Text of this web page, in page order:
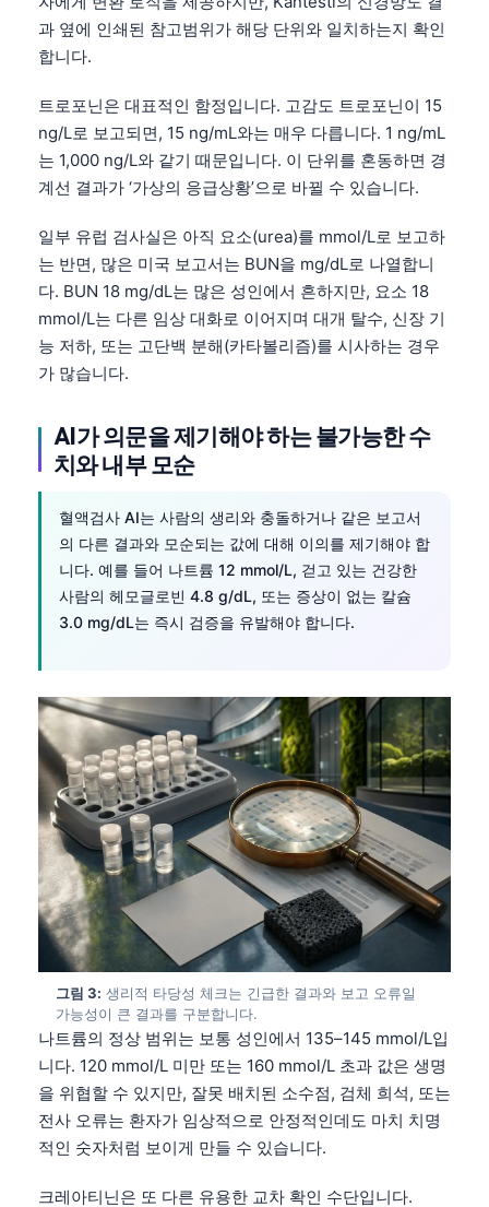
과 옆에 인쇄된 참고범위가 해당 단위와 일치하는지 확인
합니다.
트로포닌은 대표적인 함정입니다. 고감도 트로포닌이 15
ng/L로 보고되면, 15 ng/mL와는 매우 다릅니다. 1 ng/mL
는 1,000 ng/L와 같기 때문입니다. 이 단위를 혼동하면 경
계선 결과가 ‘가상의 응급상황’으로 바뀔 수 있습니다.
일부 유럽 검사실은 아직 요소(urea)를 mmol/L로 보고하
는 반면, 많은 미국 보고서는 BUN을 mg/dL로 나열합니
다. BUN 18 mg/dL는 많은 성인에서 흔하지만, 요소 18
mmol/L는 다른 임상 대화로 이어지며 대개 탈수, 신장 기
능 저하, 또는 고단백 분해(카타볼리즘)를 시사하는 경우
가 많습니다.
AI가 의문을 제기해야 하는 불가능한 수
치와 내부 모순
혈액검사 AI는 사람의 생리와 충돌하거나 같은 보고서
의 다른 결과와 모순되는 값에 대해 이의를 제기해야 합
니다. 예를 들어 나트륨 12 mmol/L, 걷고 있는 건강한
사람의 헤모글로빈 4.8 g/dL, 또는 증상이 없는 칼슘
3.0 mg/dL는 즉시 검증을 유발해야 합니다.
그림 3: 생리적 타당성 체크는 긴급한 결과와 보고 오류일
가능성이 큰 결과를 구분합니다.
나트륨의 정상 범위는 보통 성인에서 135–145 mmol/L입
니다. 120 mmol/L 미만 또는 160 mmol/L 초과 값은 생명
을 위협할 수 있지만, 잘못 배치된 소수점, 검체 희석, 또는
전사 오류는 환자가 임상적으로 안정적인데도 마치 치명
적인 숫자처럼 보이게 만들 수 있습니다.
크레아티닌은 또 다른 유용한 교차 확인 수단입니다.